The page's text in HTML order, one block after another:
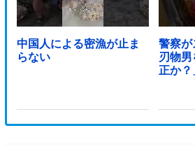
中国人による密漁が止ま
らない
警察が
刃物
正か？